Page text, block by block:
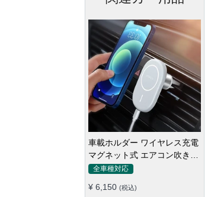
車載ホルダー ワイヤレス充電
マグネット式 エアコン吹き出
し口用 スマホ iPhone
全車種対応
¥ 6,150 (税込)